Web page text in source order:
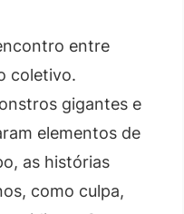
entre
coletivo.
gigantes e
elementos de
as histórias
como culpa,